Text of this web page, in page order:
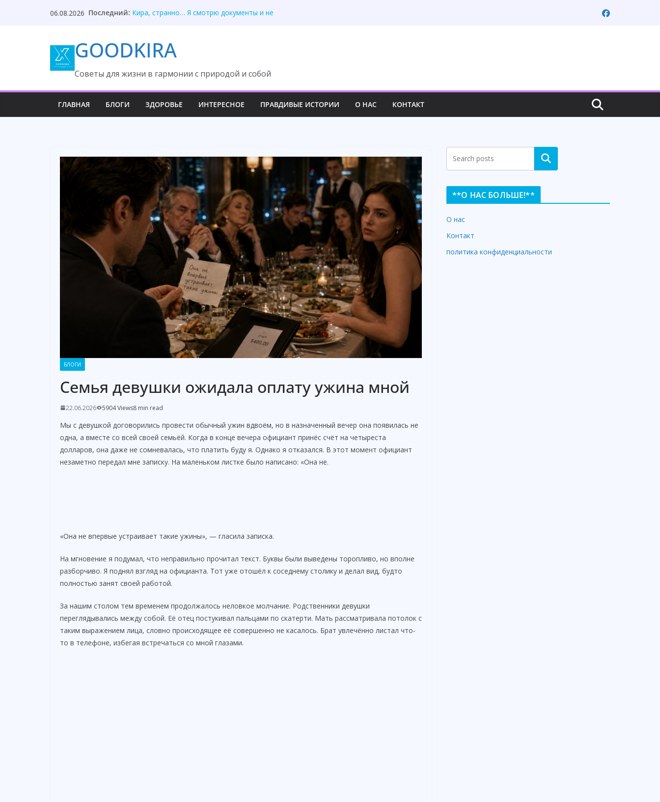
06.08.2026 Последний: Кира, странно… Я смотрю документы и не
Я на даче пахал! — кричал муж. А я рассматр
GOODKIRA
Cоветы для жизни в гармонии с природой и собой
ГЛАВНАЯ БЛОГИ ЗДОРОВЬЕ ИНТЕРЕСНОЕ ПРАВДИВЫЕ ИСТОРИИ О НАС КОНТАКТ
БЛОГИ
Семья девушки ожидала оплату ужина мной
22.06.2026 5904 Views8 min read
Мы с девушкой договорились провести обычный ужин вдвоём, но в назначенный вечер она появилась не
одна, а вместе со всей своей семьёй. Когда в конце вечера официант принёс счёт на четыреста
долларов, она даже не сомневалась, что платить буду я. Однако я отказался. В этот момент официант
незаметно передал мне записку. На маленьком листке было написано: «Она не.
«Она не впервые устраивает такие ужины», — гласила записка.
На мгновение я подумал, что неправильно прочитал текст. Буквы были выведены торопливо, но вполне
разборчиво. Я поднял взгляд на официанта. Тот уже отошёл к соседнему столику и делал вид, будто
полностью занят своей работой.
За нашим столом тем временем продолжалось неловкое молчание. Родственники девушки
переглядывались между собой. Её отец постукивал пальцами по скатерти. Мать рассматривала потолок с
таким выражением лица, словно происходящее её совершенно не касалось. Брат увлечённо листал что-
то в телефоне, избегая встречаться со мной глазами.
Search
**О НАС БОЛЬШЕ!**
О нас
Контакт
политика конфиденциальности